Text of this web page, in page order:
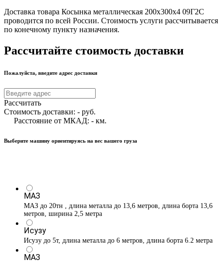
Доставка товара Косынка металлическая 200х300х4 09Г2С
проводится по всей России. Стоимость услуги рассчитывается
по конечному пункту назначения.
Рассчитайте стоимость доставки
Пожалуйста, введите адрес доставки
Рассчитать
Стоимость доставки: - руб.
Расстояние от МКАД: - км.
Выберите машину ориентируясь на вес вашего груза
МАЗ
МАЗ до 20тн , длина металла до 13,6 метров, длина борта 13,6
метров, ширина 2,5 метра
Исузу
Исузу до 5т, длина металла до 6 метров, длина борта 6.2 метра
МАЗ